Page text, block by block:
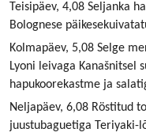
Teisipäev, 4,08 Seljanka
Bolognese
Kolmapäev, 5,08 Selge
Lyoni leivaga Kanašnitsel
hapukoorekastme ja
Neljapäev, 6,08 Röstitud
juustubaguetiga Teriyaki-